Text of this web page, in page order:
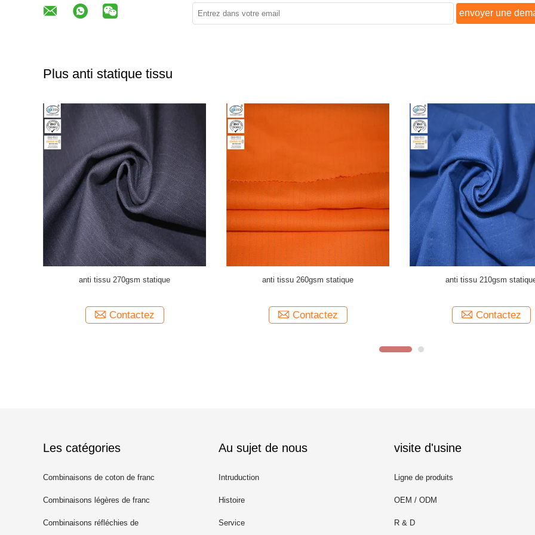
envoyer une
Plus anti statique tissu
CVC tissu statique du franc 20s*16s de
Contactez
Matériaux ignifuges du tissu 240gsm du bleu
Contactez
CVC anti tissu statique
Contactez
Les catégories
Combinaisons de coton de franc
Combinaisons légères de franc
Combinaisons réfléchies de
Au sujet de nous
Intruduction
Histoire
Service
visite d'usine
Ligne de produits
OEM / ODM
R & D